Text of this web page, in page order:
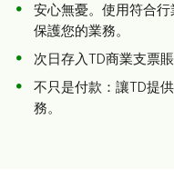
安心無憂。使用符合
保護您的業務。
次日存入TD商業支票賬
不只是付款：讓TD提
務。